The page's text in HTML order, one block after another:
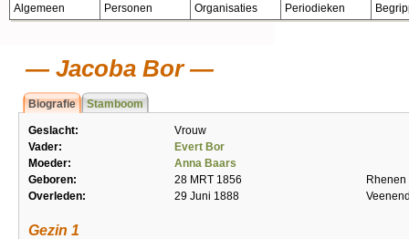
Algemeen Personen Organisaties Periodieken
Jacoba Bor
Biografie Stamboom
Geslacht:
Vrouw
Vader:
Evert Bor
Moeder:
Anna Baars
Geboren:
28 MRT 1856
Rhenen
Overleden:
29 Juni 1888
Gezin 1